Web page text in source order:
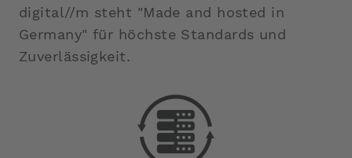
digital//m steht "Made and hosted in
Germany" für höchste Standards und
Zuverlässigkeit.